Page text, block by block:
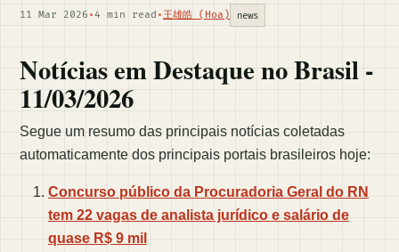
11 Mar 2026 • 4 min read • 王雄皓 (Hoa) news
Notícias em Destaque no Brasil -
11/03/2026
Segue um resumo das principais notícias coletadas
automaticamente dos principais portais brasileiros hoje:
Concurso público da Procuradoria Geral do RN
tem 22 vagas de analista jurídico e salário de
quase R$ 9 mil